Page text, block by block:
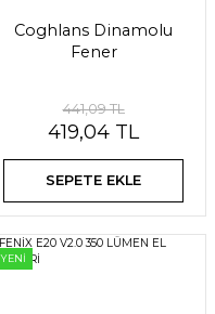
Coghlans Dinamolu
Fener
441,09 TL
419,04 TL
SEPETE EKLE
YENİ